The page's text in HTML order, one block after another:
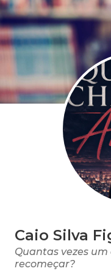
Caio Silva
Quantas vezes
recomeçar?